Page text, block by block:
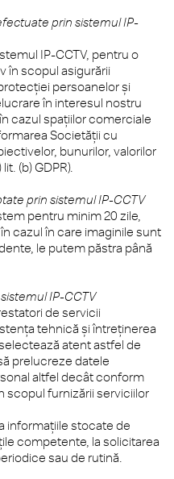
prin sistemul IP-
IP-CCTV, pentru o
în scopul asigurării
persoanelor și
în interesul nostru
în cazul spațiilor comerciale
Societății cu
bunurilor, valorilor
(b) GDPR).
prin sistemul IP-CCTV
pentru minim 20 zile,
cazul în care imaginile sunt
le putem păstra până
IP-CCTV
de servicii
tehnică și întreținerea
atent astfel de
prelucreze datele
altfel decât conform
scopul furnizării serviciilor
informațiile stocate de
competente, la solicitarea
sau de rutină.